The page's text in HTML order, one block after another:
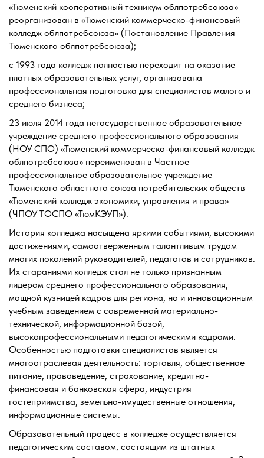
«Тюменский кооперативный техникум облпотребсоюза»
реорганизован в «Тюменский коммерческо-финансовый
колледж облпотребсоюза» (Постановление Правления
Тюменского облпотребсоюза);
с 1993 года колледж полностью переходит на оказание
платных образовательных услуг, организована
профессиональная подготовка для специалистов малого и
среднего бизнеса;
23 июля 2014 года негосударственное образовательное
учреждение среднего профессионального образования
(НОУ СПО) «Тюменский коммерческо-финансовый колледж
облпотребсоюза» переименован в Частное
профессиональное образовательное учреждение
Тюменского областного союза потребительских обществ
«Тюменский колледж экономики, управления и права»
(ЧПОУ ТОСПО «ТюмКЭУП»).
История колледжа насыщена яркими событиями, высокими
достижениями, самоотверженным талантливым трудом
многих поколений руководителей, педагогов и сотрудников.
Их стараниями колледж стал не только признанным
лидером среднего профессионального образования,
мощной кузницей кадров для региона, но и инновационным
учебным заведением с современной материально-
технической, информационной базой,
высокопрофессиональными педагогическими кадрами.
Особенностью подготовки специалистов является
многоотраслевая деятельность: торговля, общественное
питание, правоведение, страхование, кредитно-
финансовая и банковская сфера, индустрия
гостеприимства, земельно-имущественные отношения,
информационные системы.
Образовательный процесс в колледже осуществляется
педагогическим составом, состоящим из штатных